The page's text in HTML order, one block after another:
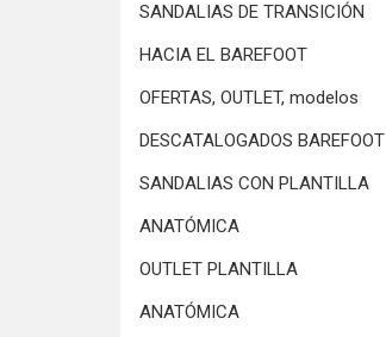
SANDALIAS DE TRANSICIÓN
HACIA EL BAREFOOT
OFERTAS, OUTLET, modelos
DESCATALOGADOS BAREFOOT
SANDALIAS CON PLANTILLA
ANATÓMICA
OUTLET PLANTILLA
ANATÓMICA